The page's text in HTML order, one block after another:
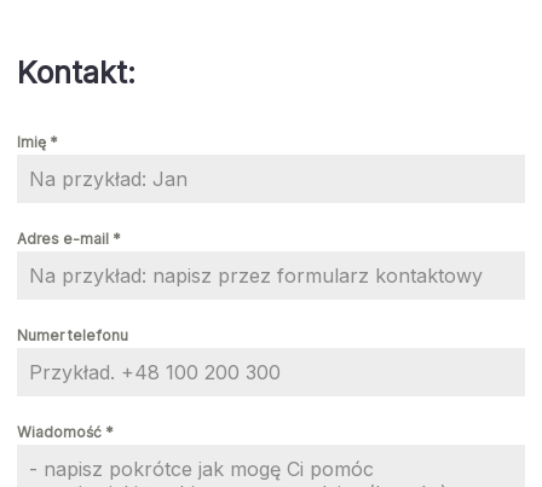
Kontakt:
Imię *
Adres e-mail *
Numer telefonu
Wiadomość *